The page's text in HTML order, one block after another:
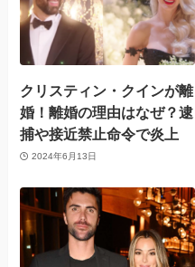
クリスティン・クインが離
婚！離婚の理由はなぜ？逮
捕や接近禁止命令で炎上
2024年6月13日